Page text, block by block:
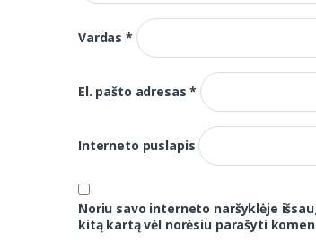
Vardas*
El. pašto adresas*
Interneto puslapis
Noriu savo interneto naršyklėje
kitą kartą vėl norėsiu parašyti